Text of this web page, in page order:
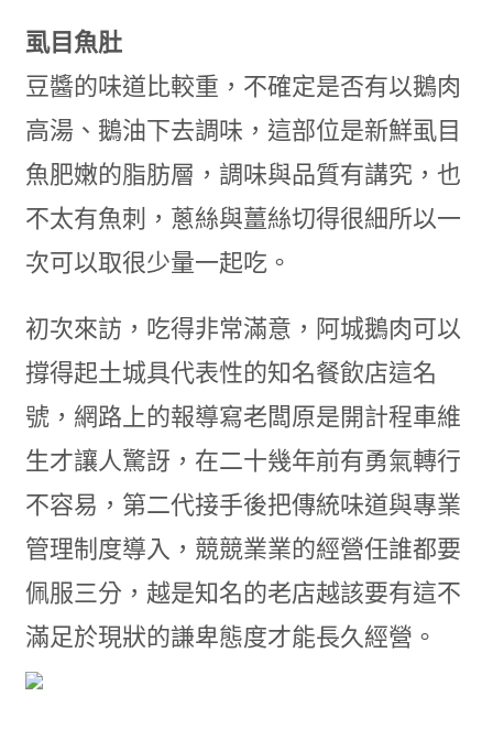
虱目魚肚
豆醬的味道比較重，不確定是否有以鵝肉
高湯、鵝油下去調味，這部位是新鮮虱目
魚肥嫩的脂肪層，調味與品質有講究，也
不太有魚刺，蔥絲與薑絲切得很細所以一
次可以取很少量一起吃。
初次來訪，吃得非常滿意，阿城鵝肉可以
撐得起土城具代表性的知名餐飲店這名
號，網路上的報導寫老闆原是開計程車維
生才讓人驚訝，在二十幾年前有勇氣轉行
不容易，第二代接手後把傳統味道與專業
管理制度導入，競競業業的經營任誰都要
佩服三分，越是知名的老店越該要有這不
滿足於現狀的謙卑態度才能長久經營。